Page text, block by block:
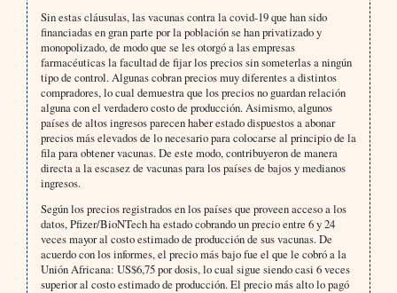
Sin estas cláusulas, las vacunas contra la covid-19 que han sido
financiadas en gran parte por la población se han privatizado y
monopolizado, de modo que se les otorgó a las empresas
farmacéuticas la facultad de fijar los precios sin someterlas a ningún
tipo de control. Algunas cobran precios muy diferentes a distintos
compradores, lo cual demuestra que los precios no guardan relación
alguna con el verdadero costo de producción. Asimismo, algunos
países de altos ingresos parecen haber estado dispuestos a abonar
precios más elevados de lo necesario para colocarse al principio de la
fila para obtener vacunas. De este modo, contribuyeron de manera
directa a la escasez de vacunas para los países de bajos y medianos
ingresos.
Según los precios registrados en los países que proveen acceso a los
datos, Pfizer/BioNTech ha estado cobrando un precio entre 6 y 24
veces mayor al costo estimado de producción de sus vacunas. De
acuerdo con los informes, el precio más bajo fue el que le cobró a la
Unión Africana: US$6,75 por dosis, lo cual sigue siendo casi 6 veces
superior al costo estimado de producción. El precio más alto lo pagó